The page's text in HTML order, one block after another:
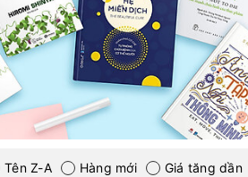
Tên Z-A Hàng mới Giá tăng dần